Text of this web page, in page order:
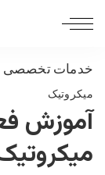
خدمات تخصصی
میکروتیک